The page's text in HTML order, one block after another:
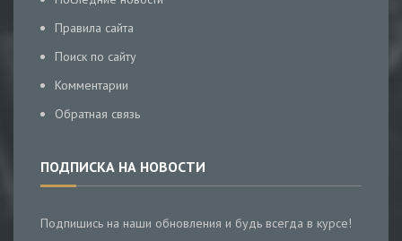
Правила сайта
Поиск по сайту
Комментарии
Обратная связь
ПОДПИСКА НА НОВОСТИ
Подпишись на наши обновления и будь всегда в курсе!